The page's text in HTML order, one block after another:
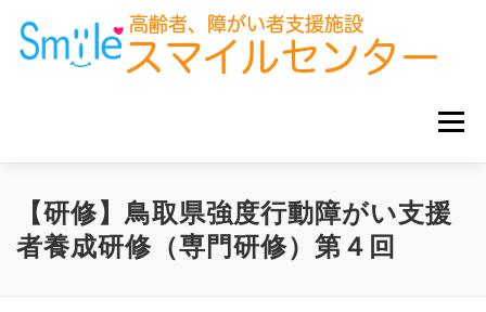
キ
メニュー
ホーム お知らせ サービス事業所 グループ企業
【研修】鳥取県強度行動障がい支援
者養成研修（専門研修）第４回